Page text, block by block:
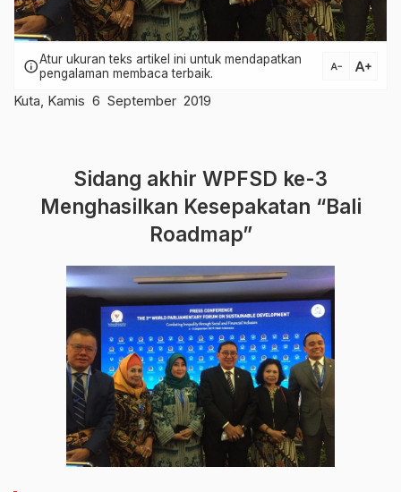
infoAtur ukuran teks artikel ini untuk mendapatkan
pengalaman membaca terbaik.
text_decrease text_increase
Kuta, Kamis 6 September 2019
Sidang akhir WPFSD ke-3
Menghasilkan Kesepakatan “Bali
Roadmap”